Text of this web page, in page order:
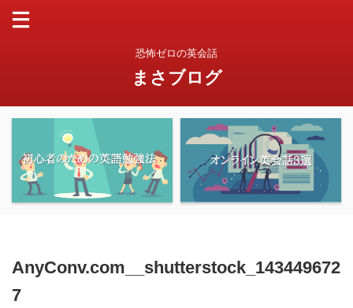
恐怖ゼロの英会話
まさブログ
AnyConv.com__shutterstock_143449672
7